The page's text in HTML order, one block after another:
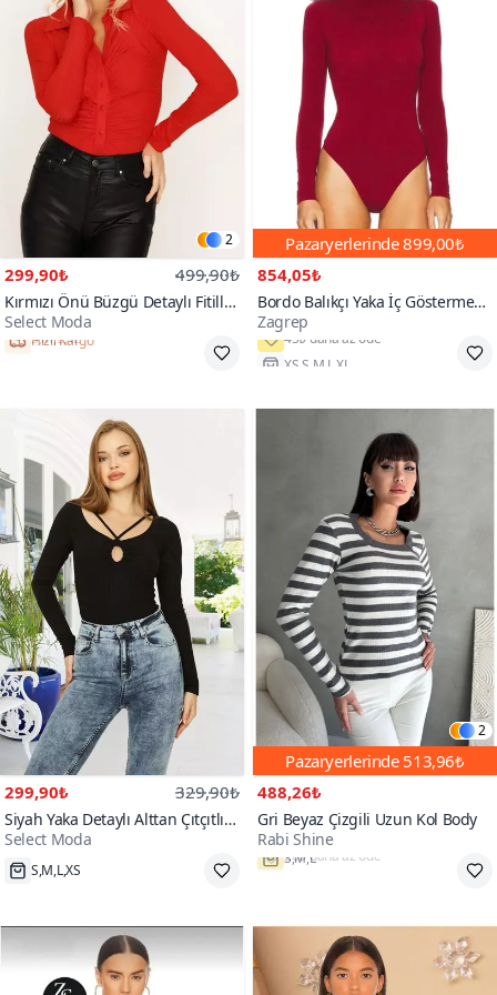
2
299,90₺ 499,90₺
Kırmızı Önü Büzgü Detaylı Fitilli
Alttan Çıtçıtlı Body
Select Moda
Hızlı Kargo
Pazaryerlerinde899,00₺
854,05₺
Bordo Balıkçı Yaka İç Göstermez
Çift Katlı İpek Jarse Body
Zagrep
299,90₺ 329,90₺
Siyah Yaka Detaylı Alttan Çıtçıtlı
Body
Select Moda
S,M,L,XS
2
Pazaryerlerinde 513,96₺
488,26₺
Gri Beyaz Çizgili Uzun Kol Body
Rabi Shine
S,M,L